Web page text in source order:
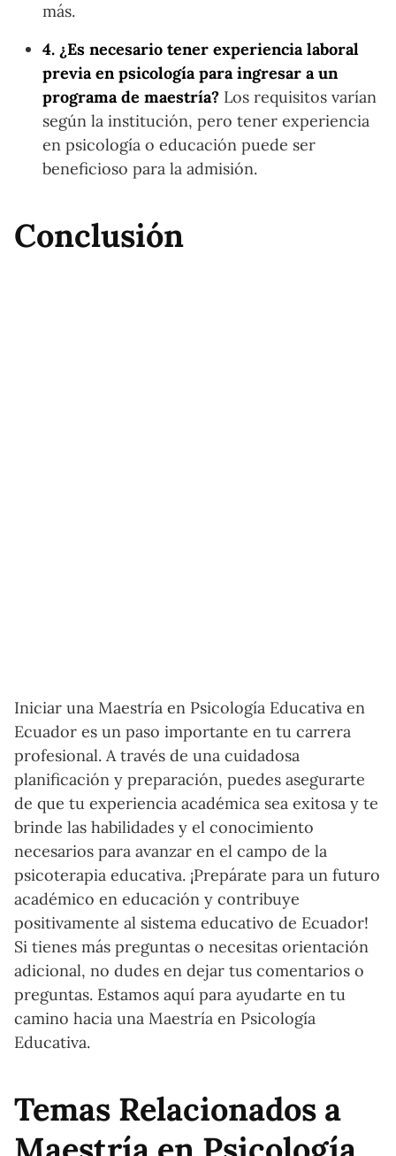
más.
4. ¿Es necesario tener experiencia laboral
previa en psicología para ingresar a un
programa de maestría? Los requisitos varían
según la institución, pero tener experiencia
en psicología o educación puede ser
beneficioso para la admisión.
Conclusión
Iniciar una Maestría en Psicología Educativa en
Ecuador es un paso importante en tu carrera
profesional. A través de una cuidadosa
planificación y preparación, puedes asegurarte
de que tu experiencia académica sea exitosa y te
brinde las habilidades y el conocimiento
necesarios para avanzar en el campo de la
psicoterapia educativa. ¡Prepárate para un futuro
académico en educación y contribuye
positivamente al sistema educativo de Ecuador!
Si tienes más preguntas o necesitas orientación
adicional, no dudes en dejar tus comentarios o
preguntas. Estamos aquí para ayudarte en tu
camino hacia una Maestría en Psicología
Educativa.
Temas Relacionados a